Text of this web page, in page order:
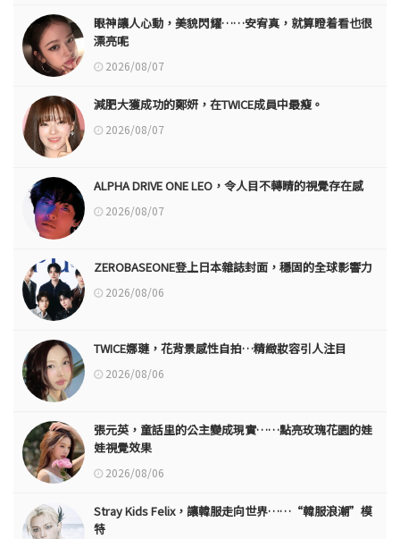
眼神讓人心動，美貌閃耀……安宥真，就算瞪着看也很
漂亮呢
2026/08/07
減肥大獲成功的鄭妍，在TWICE成員中最瘦。
2026/08/07
ALPHA DRIVE ONE LEO，令人目不轉睛的視覺存在感
2026/08/07
ZEROBASEONE登上日本雜誌封面，穩固的全球影響力
2026/08/06
TWICE娜璉，花背景感性自拍…精緻妝容引人注目
2026/08/06
張元英，童話里的公主變成現實……點亮玫瑰花園的娃
娃視覺效果
2026/08/06
Stray Kids Felix，讓韓服走向世界……“韓服浪潮”模
特